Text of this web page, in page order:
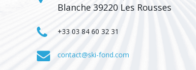
Blanche 39220 Les Rousses
+33 03 84 60 32 31
contact@ski-fond.com